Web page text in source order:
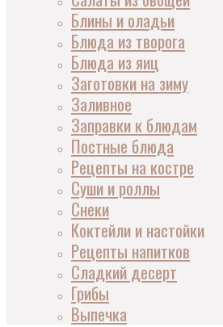
Блины и оладьи
Блюда из творога
Блюда из яиц
Заготовки на зиму
Заливное
Заправки к блюдам
Постные блюда
Рецепты на костре
Суши и роллы
Снеки
Коктейли и настойки
Рецепты напитков
Сладкий десерт
Грибы
Выпечка